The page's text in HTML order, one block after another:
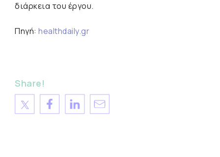
διάρκεια του έργου.
Πηγή: healthdaily.gr
Share!